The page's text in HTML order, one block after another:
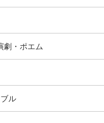
劇・ポエム
ル